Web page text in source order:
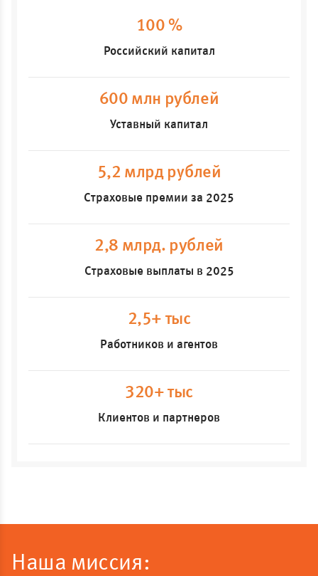
100 %
Российский капитал
600 млн рублей
Уставный капитал
5,2 млрд рублей
Страховые премии за 2025
2,8 млрд. рублей
Страховые выплаты в 2025
2,5+ тыс
Работников и агентов
320+ тыс
Клиентов и партнеров
Наша миссия: